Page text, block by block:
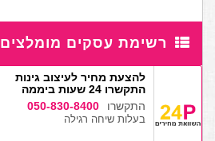
רשימת עסקים מומלצים
להצעת מחיר לעיצוב גינות
התקשרו 24 שעות ביממה
התקשרו
050-830-8400
בעלות שיחה רגילה